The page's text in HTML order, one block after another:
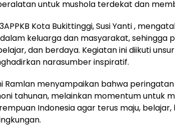
untuk mushola terdekat dan
Kota Bukittinggi, Susi Yanti ,
keluarga dan masyarakat, sehingga
dan berdaya. Kegiatan ini diikuti
narasumber inspiratif.
Ramlan menyampaikan bahwa
tahunan, melainkan momentum untuk
Indonesia agar terus maju,